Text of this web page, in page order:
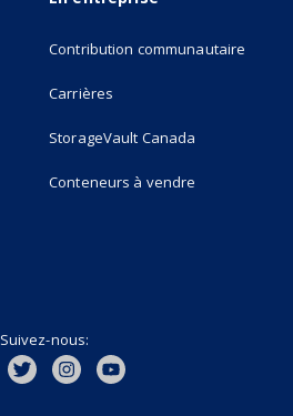
Contribution communautaire
Carrières
StorageVault Canada
Conteneurs à vendre
Suivez-nous: